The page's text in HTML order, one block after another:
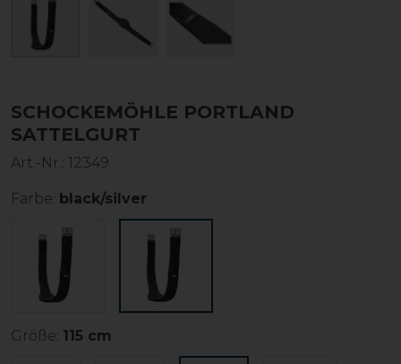
SCHOCKEMÖHLE PORTLAND
SATTELGURT
Art.-Nr.: 12349
Farbe: black/silver
Größe: 115 cm